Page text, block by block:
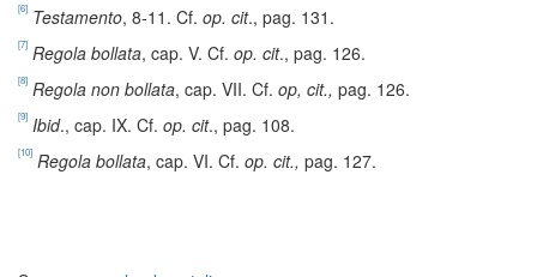
[6] Testamento, 8-11. Cf. op. cit., pag. 131.
[7] Regola bollata, cap. V. Cf. op. cit., pag. 126.
[8] Regola non bollata, cap. VII. Cf. op, cit., pag. 126.
[9] Ibid., cap. IX. Cf. op. cit., pag. 108.
[10] Regola bollata, cap. VI. Cf. op. cit., pag. 127.